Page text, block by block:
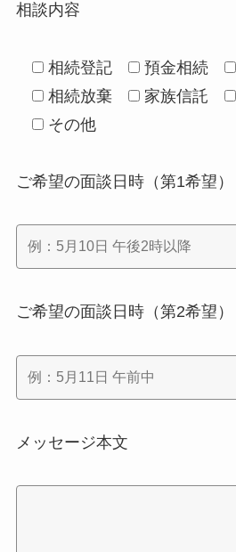
相談内容
相続登記 預金相続
相続放棄
家族信託
その他
ご希望の面談日時（第1希望）
ご希望の面談日時（第2希望）
メッセージ本文